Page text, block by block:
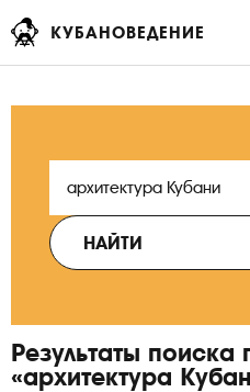
КУБАНОВЕДЕНИЕ
НАЙТИ
Результаты поиска
«архитектура